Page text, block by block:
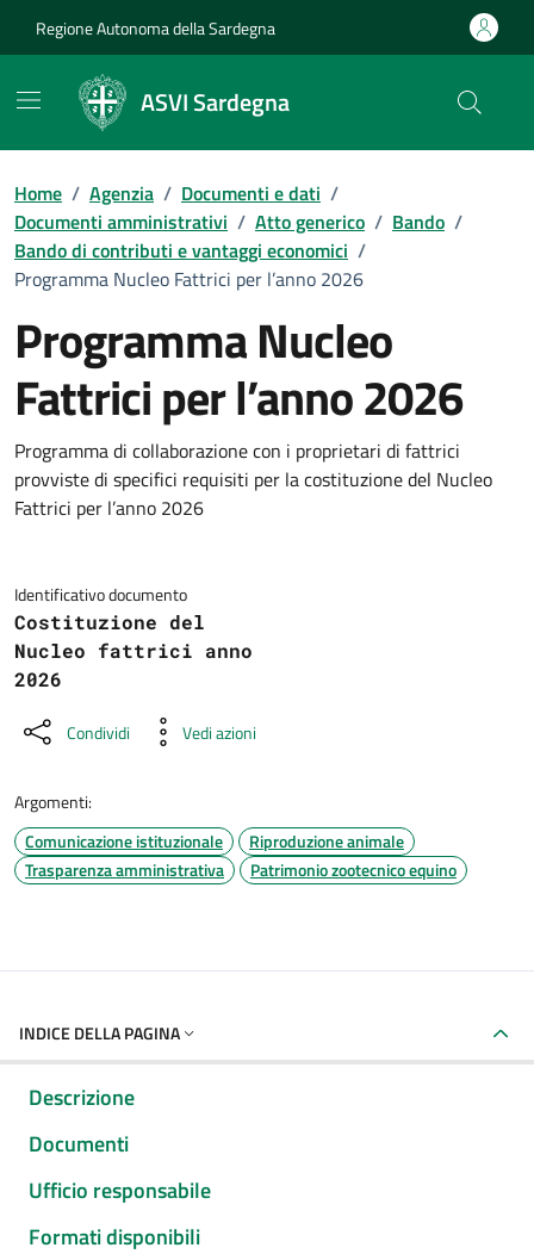
Regione Autonoma della Sardegna
ASVI Sardegna
Home / Agenzia / Documenti e dati /
Documenti amministrativi / Atto generico / Bando /
Bando di contributi e vantaggi economici /
Programma Nucleo Fattrici per l’anno 2026
Programma Nucleo
Fattrici per l’anno 2026
Dettaglio del documento
Programma di collaborazione con i proprietari di fattrici
provviste di specifici requisiti per la costituzione del Nucleo
Fattrici per l’anno 2026
Identificativo documento
Costituzione del
Nucleo fattrici anno
2026
Condividi Vedi azioni
Argomenti:
Comunicazione istituzionale
Riproduzione animale
Trasparenza amministrativa
Patrimonio zootecnico equino
INDICE DELLA PAGINA
Descrizione
Documenti
Ufficio responsabile
Formati disponibili